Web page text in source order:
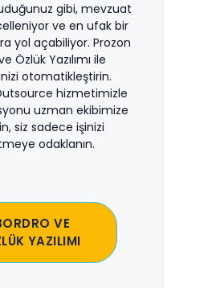
gibi, mevzuat
ve en ufak bir
yol açabiliyor. Prozon
Özlük Yazılımı ile
otomatikleştirin.
hizmetimizle
uzman ekibimize
siz sadece işinizi
odaklanın.
VE
YAZILIMI